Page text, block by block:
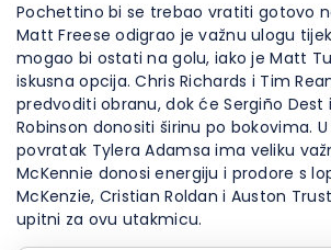
Pochettino bi se trebao vratiti gotovo
Matt Freese odigrao je važnu ulogu
mogao bi ostati na golu, iako je Matt
iskusna opcija. Chris Richards i Tim
predvoditi obranu, dok će Sergiño Dest
Robinson donositi širinu po bokovima.
povratak Tylera Adamsa ima veliku
McKennie donosi energiju i prodore s
McKenzie, Cristian Roldan i Auston
upitni za ovu utakmicu.